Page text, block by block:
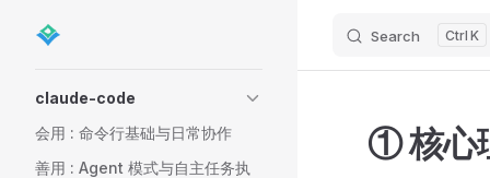
Skip to content Search K
claude-code
会用 : 命令行基础与日常协作
善用 : Agent 模式与自主任务执
① 核心